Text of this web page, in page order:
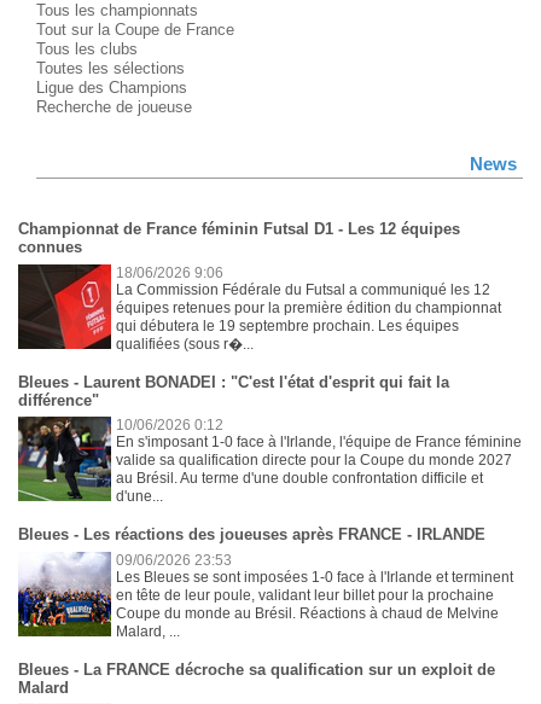
Tous les championnats
Tout sur la Coupe de France
Tous les clubs
Toutes les sélections
Ligue des Champions
Recherche de joueuse
News
Championnat de France féminin Futsal D1 - Les 12 équipes
connues
18/06/2026 9:06
La Commission Fédérale du Futsal a communiqué les 12
équipes retenues pour la première édition du championnat
qui débutera le 19 septembre prochain. Les équipes
qualifiées (sous r�...
Bleues - Laurent BONADEI : "C'est l'état d'esprit qui fait la
différence"
10/06/2026 0:12
En s'imposant 1-0 face à l'Irlande, l'équipe de France féminine
valide sa qualification directe pour la Coupe du monde 2027
au Brésil. Au terme d'une double confrontation difficile et
d'une...
Bleues - Les réactions des joueuses après FRANCE - IRLANDE
09/06/2026 23:53
Les Bleues se sont imposées 1-0 face à l'Irlande et terminent
en tête de leur poule, validant leur billet pour la prochaine
Coupe du monde au Brésil. Réactions à chaud de Melvine
Malard, ...
Bleues - La FRANCE décroche sa qualification sur un exploit de
Malard